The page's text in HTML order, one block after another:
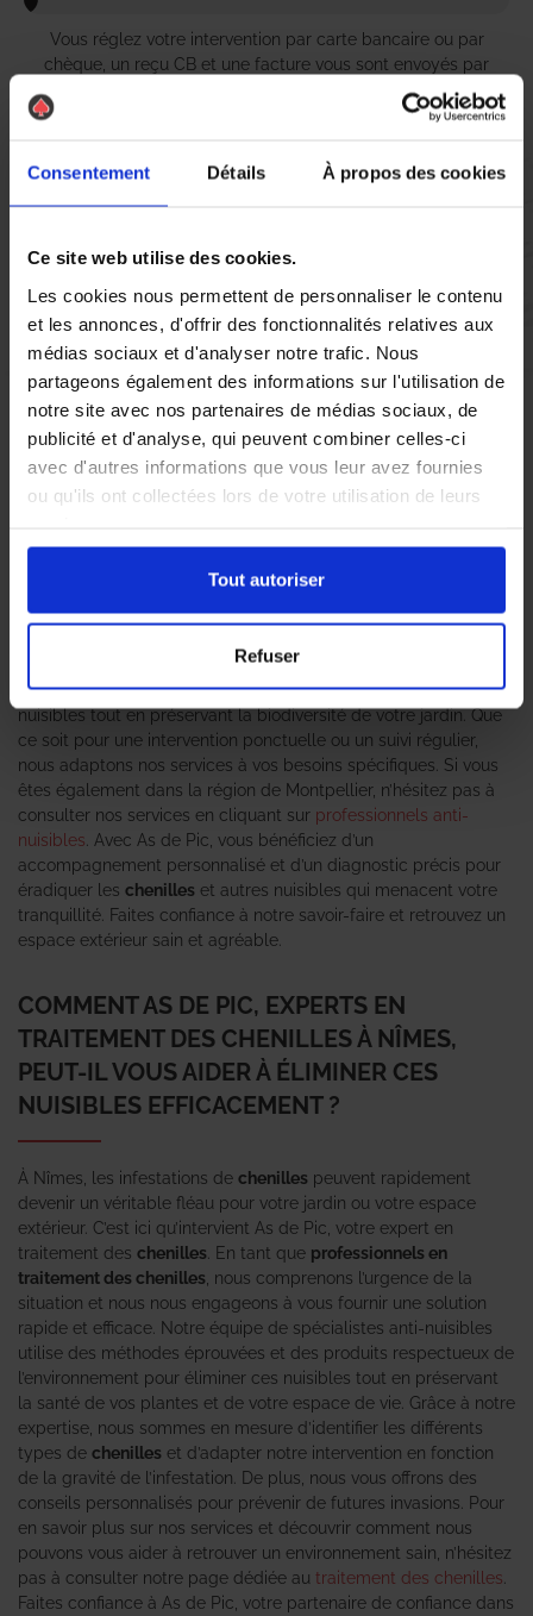
Consentement Détails À propos des cookies
Ce site web utilise des cookies.
Les cookies nous permettent de personnaliser le contenu
et les annonces, d'offrir des fonctionnalités relatives aux
médias sociaux et d'analyser notre trafic. Nous
partageons également des informations sur l'utilisation de
notre site avec nos partenaires de médias sociaux, de
publicité et d'analyse, qui peuvent combiner celles-ci
avec d'autres informations que vous leur avez fournies
ou qu'ils ont collectées lors de votre utilisation de leurs
Tout autoriser
Refuser
Vous réglez votre intervention par carte bancaire ou par
chèque, un reçu CB et une facture vous sont envoyés par
Etape 5 :
Vous recevez une demande d’évaluation de votre expérience
avec l’équipe AS DE PIC.
Nous avons pensé à tout
des solutions efficaces et durables. Grâce à notre expertise en
matière de lutte contre les nuisibles, nous comprenons
votre environnement. Nos techniciens qualifiés utilisent des
méthodes respectueuses de l’environnement pour éliminer ces
nuisibles tout en préservant la biodiversité de votre jardin. Que
ce soit pour une intervention ponctuelle ou un suivi régulier,
nous adaptons nos services à vos besoins spécifiques. Si vous
êtes également dans la région de Montpellier, n’hésitez pas à
consulter nos services en cliquant sur professionnels anti-
nuisibles . Avec As de Pic, vous bénéficiez d’un
accompagnement personnalisé et d’un diagnostic précis pour
éradiquer les chenilles et autres nuisibles qui menacent votre
tranquillité. Faites confiance à notre savoir-faire et retrouvez un
espace extérieur sain et agréable.
COMMENT AS DE PIC, EXPERTS EN
TRAITEMENT DES CHENILLES À NÎMES,
PEUT-IL VOUS AIDER À ÉLIMINER CES
NUISIBLES EFFICACEMENT ?
À Nîmes, les infestations de chenilles peuvent rapidement
devenir un véritable fléau pour votre jardin ou votre espace
extérieur. C’est ici qu’intervient As de Pic, votre expert en
traitement des chenilles . En tant que professionnels en
traitement des chenilles , nous comprenons l’urgence de la
situation et nous nous engageons à vous fournir une solution
rapide et efficace. Notre équipe de spécialistes anti-nuisibles
utilise des méthodes éprouvées et des produits respectueux de
l’environnement pour éliminer ces nuisibles tout en préservant
la santé de vos plantes et de votre espace de vie. Grâce à notre
expertise, nous sommes en mesure d’identifier les différents
types de chenilles et d’adapter notre intervention en fonction
de la gravité de l’infestation. De plus, nous vous offrons des
conseils personnalisés pour prévenir de futures invasions. Pour
en savoir plus sur nos services et découvrir comment nous
pouvons vous aider à retrouver un environnement sain, n’hésitez
pas à consulter notre page dédiée au traitement des chenilles
Faites confiance à As de Pic, votre partenaire de confiance dans